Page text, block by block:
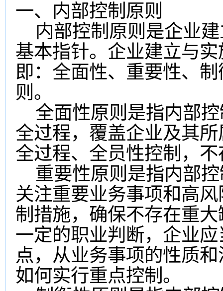
一、内部控制原则
内部控制原则是企业建
基本指针。企业建立与
即：全面性、重要性、
则。
全面性原则是指内部控
全过程，覆盖企业及其
全过程、全员性控制，
重要性原则是指内部控
关注重要业务事项和高
制措施，确保不存在重
一定的职业判断，企业
点，从业务事项的性质
如何实行重点控制。